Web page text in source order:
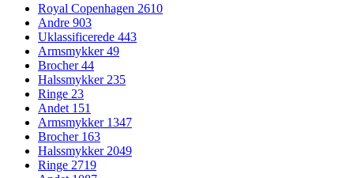
Royal Copenhagen 2610
Andre 903
Uklassificerede 443
Armsmykker49
Brocher44
Halssmykker 235
Ringe 23
Andet 151
Armsmykker 1347
Brocher 163
Halssmykker 2049
Ringe 2719